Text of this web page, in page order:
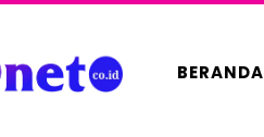
BERANDA